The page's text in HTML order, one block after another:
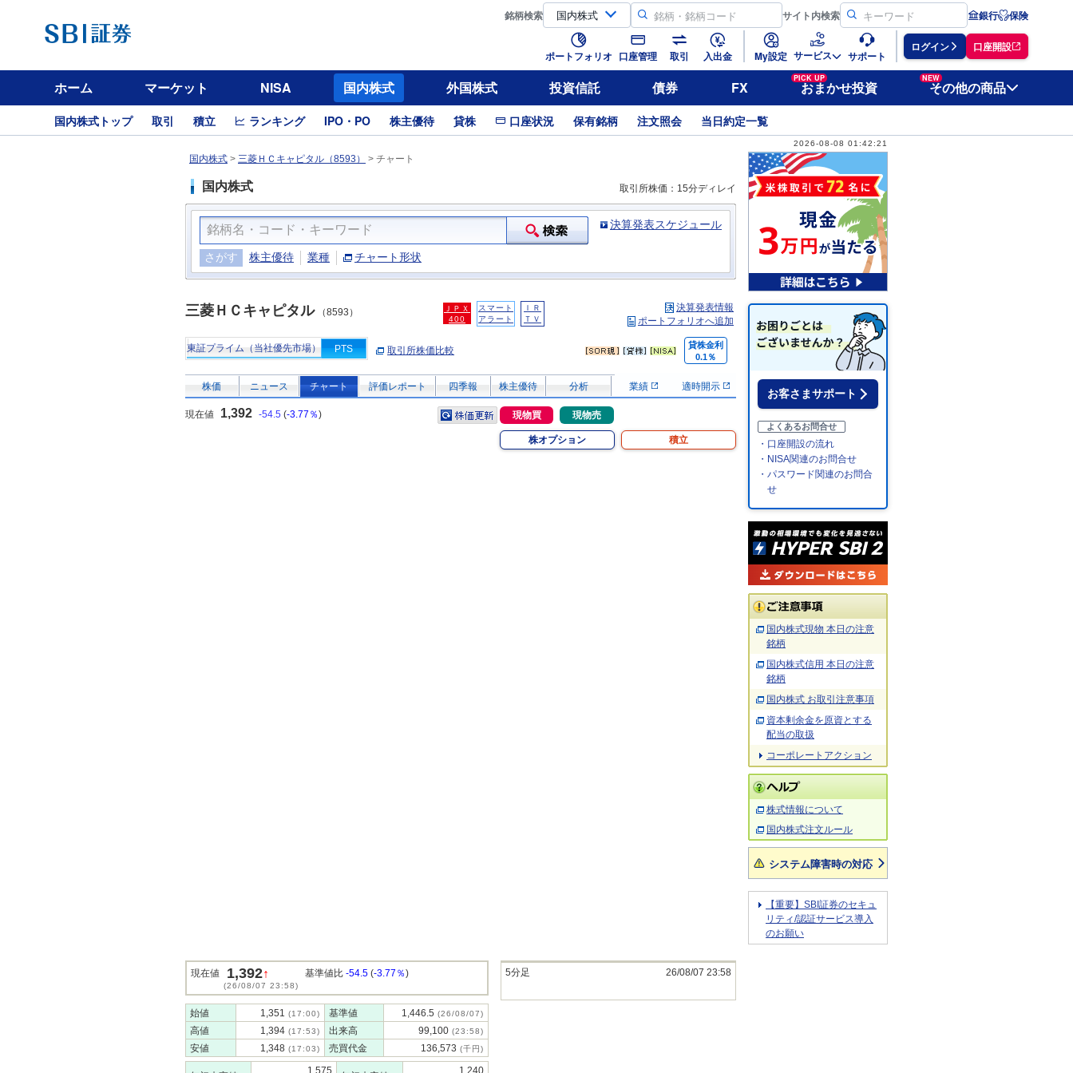
銘柄検索 サイト内検索 銀行 保険
ポートフォリオ 口座管理 取引 入出金 My設定 サービス サポート
ログイン 口座開設
ホーム マーケット NISA 国内株式 外国株式 投資信託 債券 FX
PICK UP
おまかせ投資
NEW
その他の商品
国内株式トップ 取引 積立 ランキング IPO・PO 株主優待 貸株 口座状況 保有銘柄 注文照会 当日約定一覧
2026-08-08 01:42:21
国内株式 > 三菱ＨＣキャピタル（8593） > チャート
国内株式 取引所株価：15分ディレイ
決算発表スケジュール
さがす 株主優待 業種 チャート形状
三菱ＨＣキャピタル（8593）
ＪＰＸ
400
スマート
アラート
ＩＲ
ＴＶ
決算発表情報
ポートフォリオへ追加
東証プライム（当社優先市場） PTS 取引所株価比較
貸株金利
0.1％
株価 ニュース チャート 評価レポート 四季報 株主優待 分析 業績 適時開示
現在値 1,392 -54.5 (-3.77％) 現物買 現物売
株オプション 積立
現在値 1,392↑
(26/08/07 23:58)
基準値比 -54.5 (-3.77％)
始値 1,351 (17:00) 基準値 1,446.5 (26/08/07)
高値 1,394 (17:53) 出来高 99,100 (23:58)
安値 1,348 (17:03) 売買代金 136,573 (千円)
1,575 1,240
5分足 26/08/07 23:58
お客さまサポート
よくあるお問合せ
・口座開設の流れ
・NISA関連のお問合せ
・パスワード関連のお問合
せ
国内株式現物 本日の注意
銘柄
国内株式信用 本日の注意
銘柄
国内株式 お取引注意事項
資本剰余金を原資とする
配当の取扱
コーポレートアクション
株式情報について
国内株式注文ルール
システム障害時の対応
【重要】SBI証券のセキュ
リティ/認証サービス導入
のお願い